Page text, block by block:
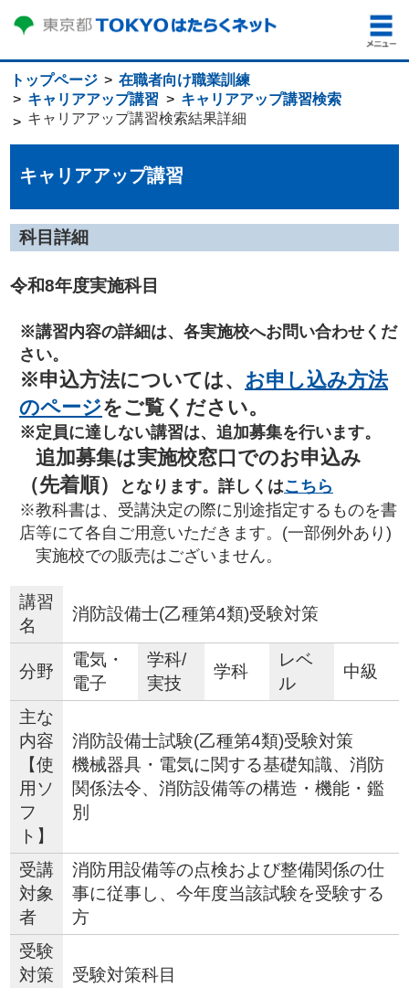
トップページ
在職者向け職業訓練
キャリアアップ講習
キャリアアップ講習検索
キャリアアップ講習検索結果詳細
キャリアアップ講習
科目詳細
令和8年度実施科目
※講習内容の詳細は、各実施校へお問い合わせくだ
さい。
※申込方法については、 お申し込み方法
のページをご覧ください。
※定員に達しない講習は、追加募集を行います。
追加募集は実施校窓口でのお申込み
（先着順）
となります。詳しくはこちら
※教科書は、受講決定の際に別途指定するものを書
店等にて各自ご用意いただきます。(一部例外あり)
実施校での販売はございません。
講習
名
消防設備士(乙種第4類)受験対策
分野
電気・
電子
学科/
実技
学科
レベ
ル
中級
主な
内容
【使
用ソ
フ
ト】
消防設備士試験(乙種第4類)受験対策
機械器具・電気に関する基礎知識、消防
関係法令、消防設備等の構造・機能・鑑
別
受講
対象
者
消防用設備等の点検および整備関係の仕
事に従事し、今年度当該試験を受験する
方
受験
対策
受験対策科目